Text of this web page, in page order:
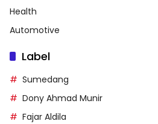
Health
Automotive
Label
Sumedang
Dony Ahmad Munir
Fajar Aldila